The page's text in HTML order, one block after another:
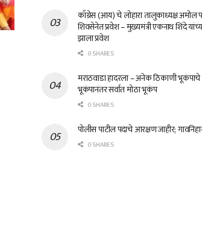
काँग्रेस (आय) चे लोहारा तालुकाध्यक्ष अमोल
शिवसेनेत प्रवेश – मुख्यमंत्री एकनाथ शिंदे
झाला प्रवेश
0 SHARES
मराठवाडा हादरला – अनेक ठिकाणी
भूकंपानंतर सर्वात मोठा भूकंप
0 SHARES
पोलीस पाटील पदाचे आरक्षण जाहीर;
0 SHARES